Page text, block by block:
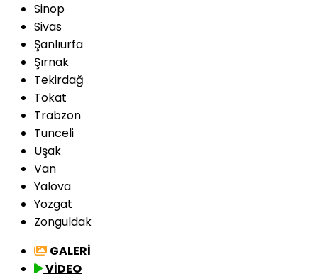
Sinop
Sivas
Şanlıurfa
Şırnak
Tekirdağ
Tokat
Trabzon
Tunceli
Uşak
Van
Yalova
Yozgat
Zonguldak
GALERİ
VİDEO